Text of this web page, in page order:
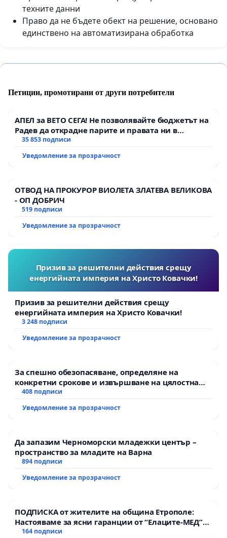
техните данни
Право да не бъдете обект на решение, основано
единствено на автоматизирана обработка
Петиции, промотирани от други потребители
АПЕЛ за ВЕТО СЕГА! Не позволявайте бюджетът на
Радев да открадне парите и правата ни в
тъмното
35 853 подписи
Уведомление за прозрачност
ОТВОД НА ПРОКУРОР ВИОЛЕТА ЗЛАТЕВА ВЕЛИКОВА
- ОП ДОБРИЧ
519 подписи
Уведомление за прозрачност
Призив за решителни действия срещу
енергийната империя на Христо Ковачки!
Призив за решителни действия срещу
енергийната империя на Христо Ковачки!
3 248 подписи
Уведомление за прозрачност
За спешно обезопасяване, определяне на
конкретни срокове и извършване на цялостна
рехабилитация на републиканския път между
Мирово - к.к. Момин проход
408 подписи
Уведомление за прозрачност
Да запазим Черноморски младежки център –
пространство за младите на Варна
894 подписи
Уведомление за прозрачност
ПОДПИСКА от жителите на община Етрополе:
Настояваме за ясни гаранции от “Елаците-МЕД”
АД и от държавата, че ще се изпълнят всички
164 подписи